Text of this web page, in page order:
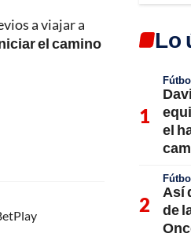
a viajar a
el camino
Lo
el
Así
de